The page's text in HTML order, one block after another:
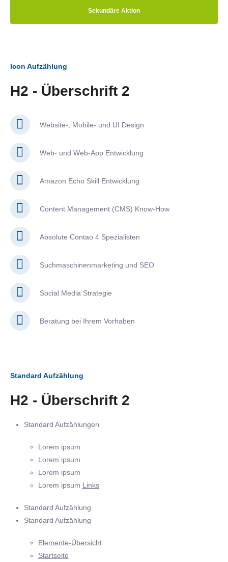
Sekundäre Aktion
Icon Aufzählung
H2 - Überschrift 2
Website-, Mobile- und UI Design
Web- und Web-App Entwicklung
Amazon Echo Skill Entwicklung
Content Management (CMS) Know-How
Absolute Contao 4 Spezialisten
Suchmaschinenmarketing und SEO
Social Media Strategie
Beratung bei Ihrem Vorhaben
Standard Aufzählung
H2 - Überschrift 2
Standard Aufzählungen
Lorem ipsum
Lorem ipsum
Lorem ipsum
Lorem ipsum Links
Standard Aufzählung
Standard Aufzählung
Elemente-Übersicht
Startseite